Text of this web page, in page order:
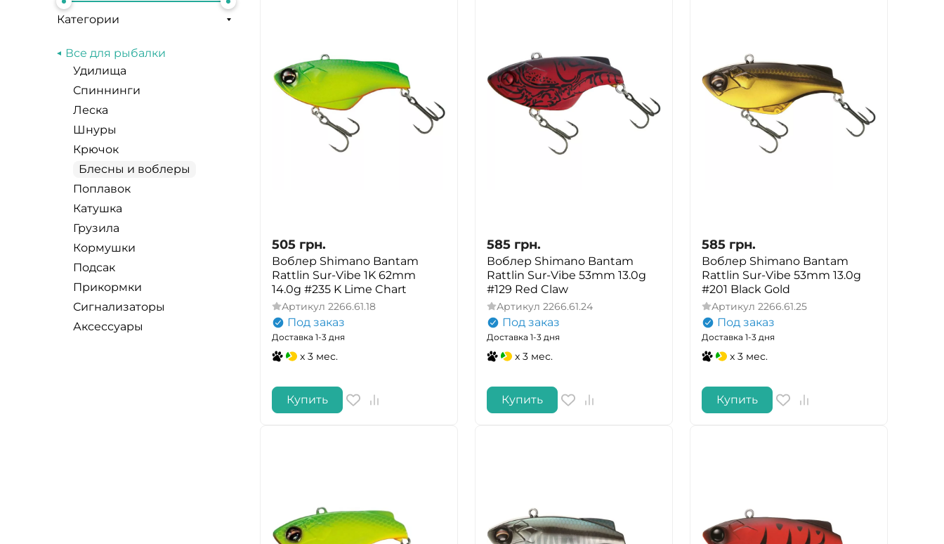
Категории
Все для рыбалки
Удилища
Спиннинги
Леска
Шнуры
Крючок
Блесны и воблеры
Поплавок
Катушка
Грузила
Кормушки
Подсак
Прикормки
Сигнализаторы
Аксессуары
505 грн.
Воблер Shimano Bantam
Rattlin Sur-Vibe 1K 62mm
14.0g #235 K Lime Chart
Артикул 2266.61.18
Под заказ
Доставка 1-3 дня
x 3 мес.
Купить
585 грн.
Воблер Shimano Bantam
Rattlin Sur-Vibe 53mm 13.0g
#129 Red Claw
Артикул 2266.61.24
Под заказ
Доставка 1-3 дня
x 3 мес.
Купить
585 грн.
Воблер Shimano Bantam
Rattlin Sur-Vibe 53mm 13.0g
#201 Black Gold
Артикул 2266.61.25
Под заказ
Доставка 1-3 дня
x 3 мес.
Купить